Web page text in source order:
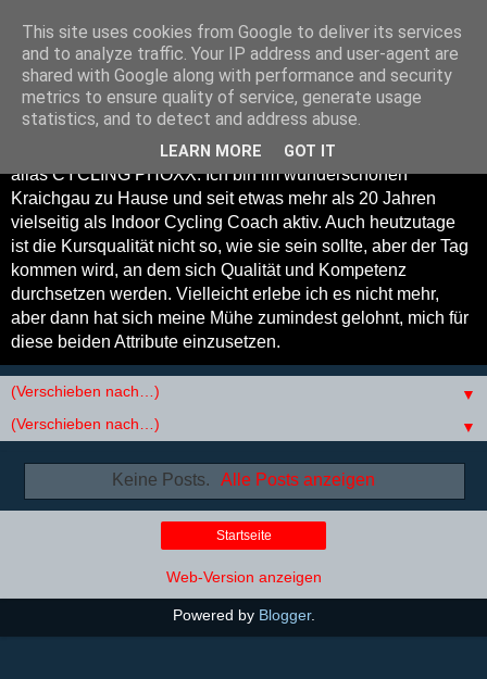
Cycling Phoxx - Indoor
Cycling Coach
Willkommen auf meinem Blog. Mein Name ist Reiner Fuchs
alias CYCLING PHOXX. Ich bin im wunderschönen
Kraichgau zu Hause und seit etwas mehr als 20 Jahren
vielseitig als Indoor Cycling Coach aktiv. Auch heutzutage
ist die Kursqualität nicht so, wie sie sein sollte, aber der Tag
kommen wird, an dem sich Qualität und Kompetenz
durchsetzen werden. Vielleicht erlebe ich es nicht mehr,
aber dann hat sich meine Mühe zumindest gelohnt, mich für
diese beiden Attribute einzusetzen.
▼
▼
Keine Posts. Alle Posts anzeigen
Startseite
Web-Version anzeigen
Powered by Blogger.
This site uses cookies from Google to deliver its services
and to analyze traffic. Your IP address and user-agent are
shared with Google along with performance and security
metrics to ensure quality of service, generate usage
statistics, and to detect and address abuse.
LEARN MORE GOT IT